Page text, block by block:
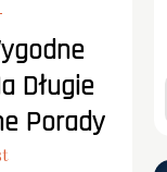
Długie
Porady